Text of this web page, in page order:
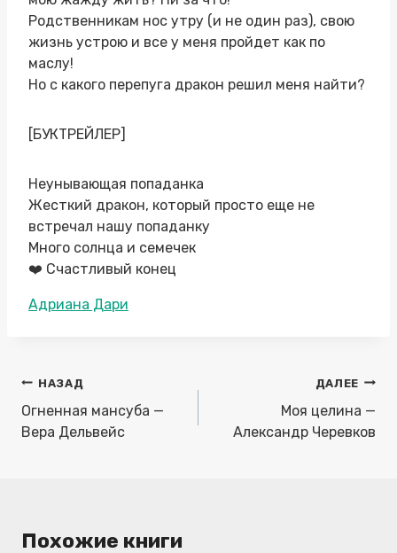
Родственникам нос утру (и не один раз), свою
жизнь устрою и все у меня пройдет как по
маслу!
Но с какого перепуга дракон решил меня найти?
[БУКТРЕЙЛЕР]
Неунывающая попаданка
Жесткий дракон, который просто еще не
встречал нашу попаданку
Много солнца и семечек
❤️ Счастливый конец
Метки
Адриана Дари
Навигация
по
записям
НАЗАД
Огненная мансуба —
Вера Дельвейс
ДАЛЕЕ
Моя целина —
Александр Черевков
Похожие книги